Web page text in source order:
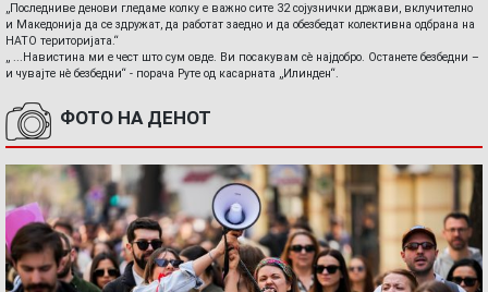
„Последниве денови гледаме колку е важно сите 32 сојузнички држави, вклучително
и Македонија да се здружат, да работат заедно и да обезбедат колективна одбрана на
НАТО територијата.“
„ ...Навистина ми е чест што сум овде. Ви посакувам сè најдобро. Останете безбедни –
и чувајте нè безбедни“ - порача Руте од касарната „Илинден“.
ФОТО НА ДЕНОТ